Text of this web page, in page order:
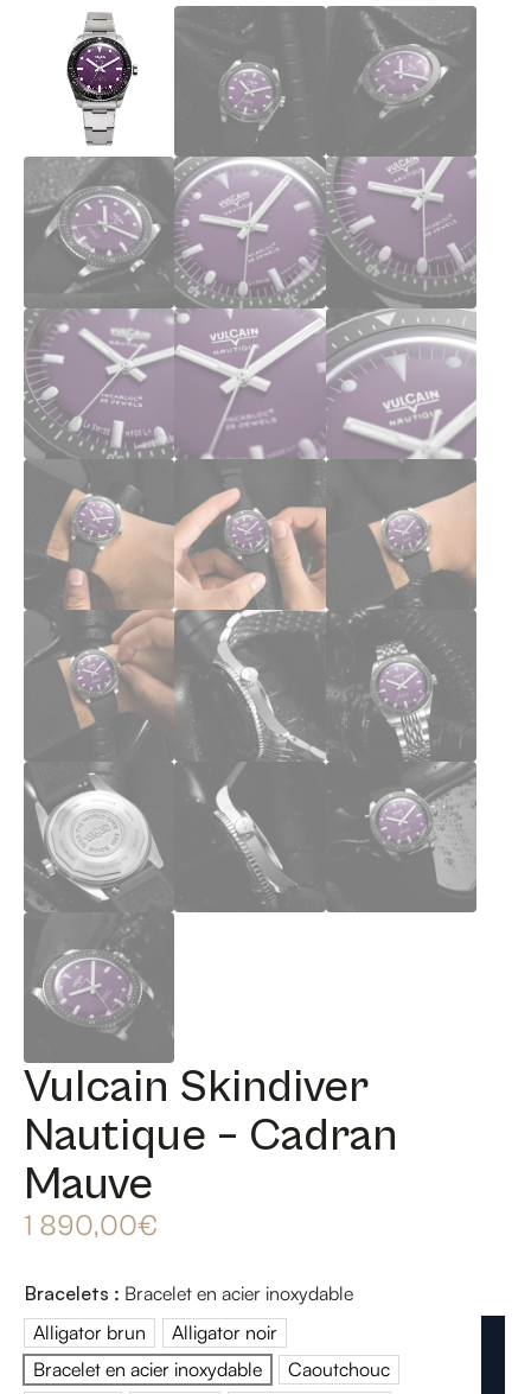
Vulcain Skindiver
Nautique – Cadran
Mauve
1 890,00€
Bracelets : Bracelet en acier inoxydable
Alligator brunAlligator brunAlligator noir
Alligator noir
Bracelet en acier inoxydableBracelet en acier inoxydable
Caoutchouc
Caoutchouc